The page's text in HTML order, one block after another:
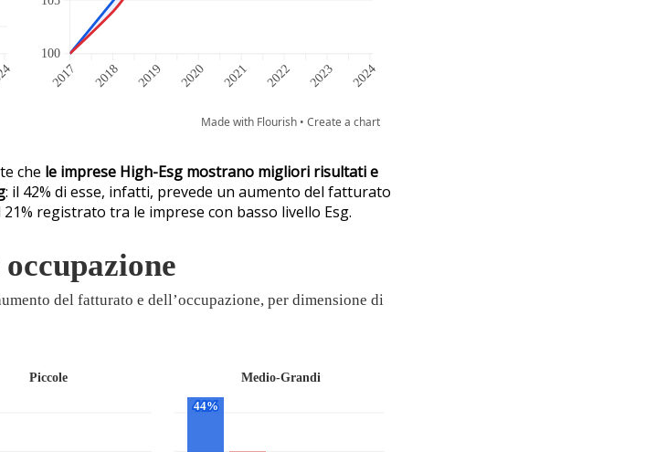
che le imprese High-Esg mostrano migliori risultati e
: il 42% di esse, infatti, prevede un aumento del fatturato
registrato tra le imprese con basso livello Esg.